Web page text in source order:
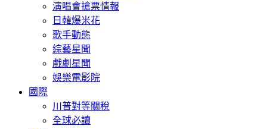
演唱會搶票情報
日韓爆米花
歌手動態
綜藝星聞
戲劇星聞
娛樂電影院
國際
川普對等關稅
全球必讀